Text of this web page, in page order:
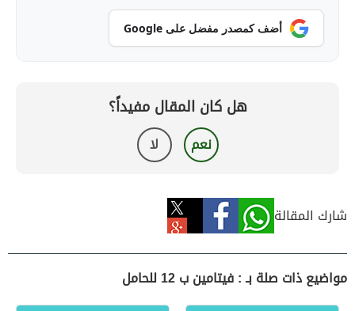
أضف كمصدر مفضل على Google
هل كان المقال مفيداً؟
نعم لا
شارك المقالة
مواضيع ذات صلة بـ : فيتامين ب 12 للحامل